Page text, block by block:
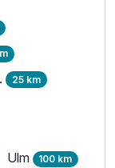
25 km
Ulm 100 km